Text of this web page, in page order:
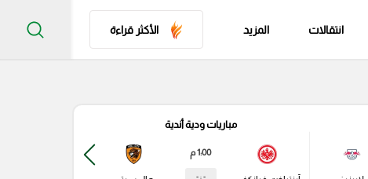
انتقالات المزيد الأكثر قراءة
مباريات ودية أندية
1:00 م
- : -